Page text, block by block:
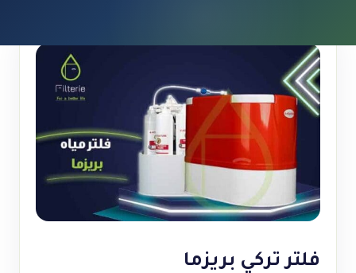
فلتر تركي بريزما